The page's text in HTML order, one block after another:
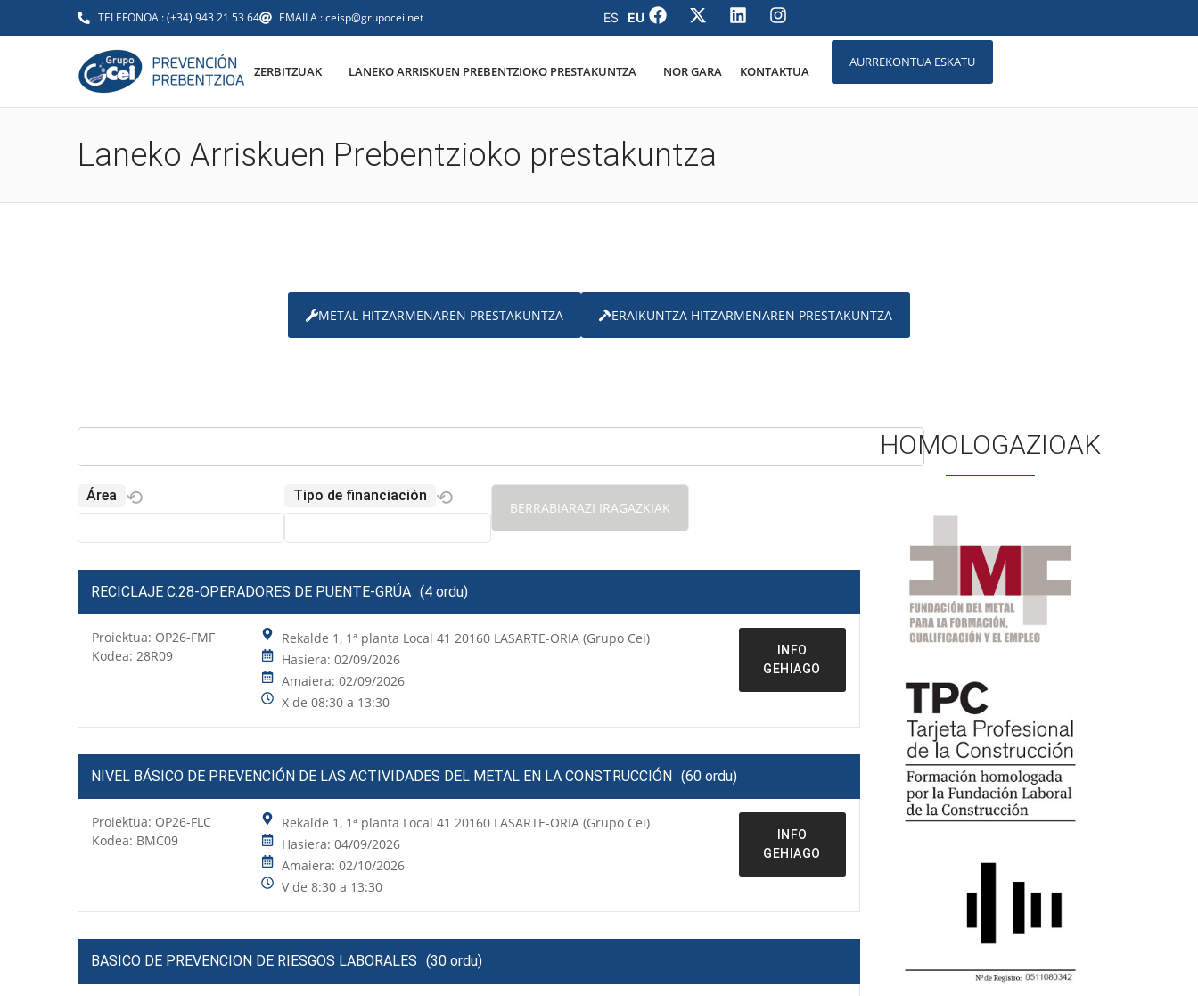
TELEFONOA : (+34) 943 21 53 64 EMAILA : ceisp@grupocei.net
ZERBITZUAK LANEKO ARRISKUEN PREBENTZIOKO PRESTAKUNTZA NOR GARA KONTAKTUA
AURREKONTUA ESKATU
Laneko Arriskuen Prebentzioko prestakuntza
METAL HITZARMENAREN PRESTAKUNTZA ERAIKUNTZA HITZARMENAREN PRESTAKUNTZA
Área ⟲ Tipo de financiación ⟲ BERRABIARAZI IRAGAZKIAK
RECICLAJE C.28-OPERADORES DE PUENTE-GRÚA (4 ordu)
Proiektua: OP26-FMF
Kodea: 28R09
Rekalde 1, 1ª planta Local 41 20160 LASARTE-ORIA (Grupo Cei)
Hasiera: 02/09/2026
Amaiera: 02/09/2026
X de 08:30 a 13:30
INFO
GEHIAGO
NIVEL BÁSICO DE PREVENCIÓN DE LAS ACTIVIDADES DEL METAL EN LA CONSTRUCCIÓN (60 ordu)
Proiektua: OP26-FLC
Kodea: BMC09
Rekalde 1, 1ª planta Local 41 20160 LASARTE-ORIA (Grupo Cei)
Hasiera: 04/09/2026
Amaiera: 02/10/2026
V de 8:30 a 13:30
INFO
GEHIAGO
BASICO DE PREVENCION DE RIESGOS LABORALES (30 ordu)
HOMOLOGAZIOAK